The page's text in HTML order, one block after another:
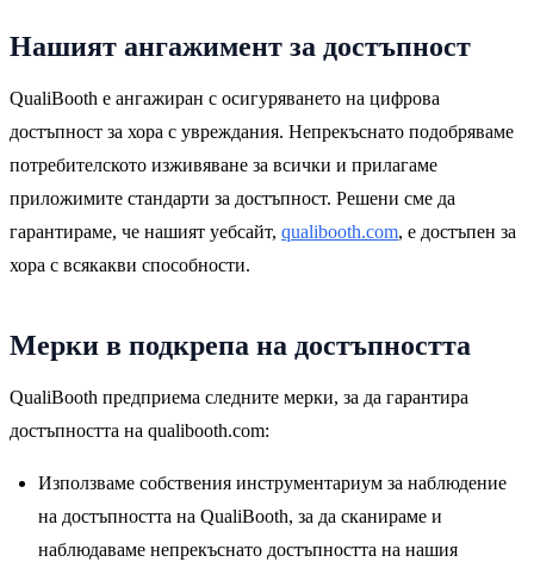
Нашият ангажимент за достъпност
QualiBooth е ангажиран с осигуряването на цифрова
достъпност за хора с увреждания. Непрекъснато подобряваме
потребителското изживяване за всички и прилагаме
приложимите стандарти за достъпност. Решени сме да
гарантираме, че нашият уебсайт, qualibooth.com, е достъпен за
хора с всякакви способности.
Мерки в подкрепа на достъпността
QualiBooth предприема следните мерки, за да гарантира
достъпността на qualibooth.com:
Използваме собствения инструментариум за наблюдение
на достъпността на QualiBooth, за да сканираме и
наблюдаваме непрекъснато достъпността на нашия